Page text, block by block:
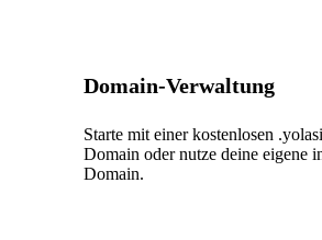
Domain-Verwaltung
Starte mit einer kostenlosen
Domain oder nutze deine eigene
Domain.